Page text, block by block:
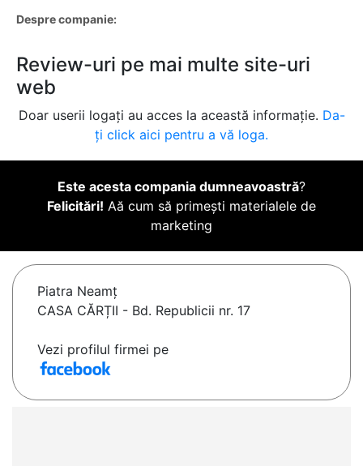
Despre companie:
Review-uri pe mai multe site-uri
web
Doar userii logați au acces la această informație. Da-
ți click aici pentru a vă loga.
Este acesta compania dumneavoastră?
Felicitări! Aă cum să primești materialele de
marketing
Piatra Neamţ
CASA CĂRȚII - Bd. Republicii nr. 17
Vezi profilul firmei pe